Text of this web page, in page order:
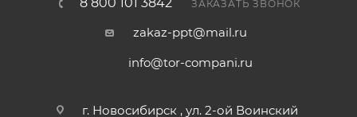
ЗАКАЗАТЬ ЗВОНОК
zakaz-ppt@mail.ru
info@tor-compani.ru
г. Новосибирск , ул. 2-ой Воинский